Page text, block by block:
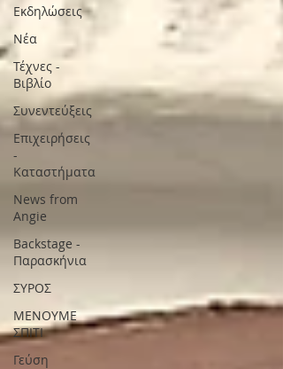
Εκδηλώσεις
Νέα
Τέχνες -
Βιβλίο
Συνεντεύξεις
Επιχειρήσεις
-
Καταστήματα
News from
Angie
Backstage -
Παρασκήνια
ΣΥΡΟΣ
ΜΕΝΟΥΜΕ
ΣΠΙΤΙ
Γεύση